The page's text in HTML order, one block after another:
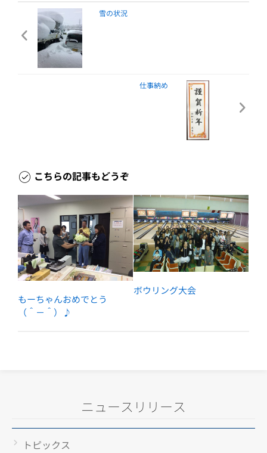
雪の状況
仕事納め
こちらの記事もどうぞ
もーちゃんおめでとう
（＾－＾）♪
ボウリング大会
ニュースリリース
トピックス